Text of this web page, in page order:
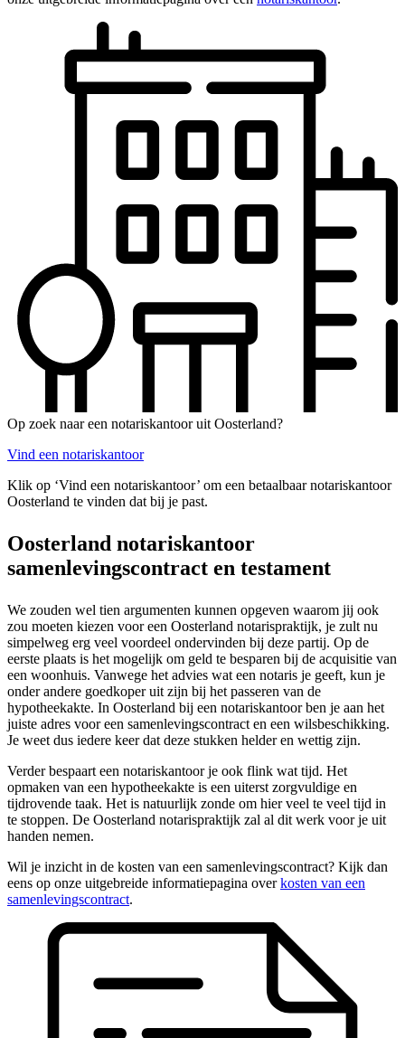
Op zoek naar een notariskantoor uit Oosterland?
Vind een notariskantoor
Klik op ‘Vind een notariskantoor’ om een betaalbaar notariskantoor
Oosterland te vinden dat bij je past.
Oosterland notariskantoor
samenlevingscontract en testament
We zouden wel tien argumenten kunnen opgeven waarom jij ook
zou moeten kiezen voor een Oosterland notarispraktijk, je zult nu
simpelweg erg veel voordeel ondervinden bij deze partij. Op de
eerste plaats is het mogelijk om geld te besparen bij de acquisitie van
een woonhuis. Vanwege het advies wat een notaris je geeft, kun je
onder andere goedkoper uit zijn bij het passeren van de
hypotheekakte. In Oosterland bij een notariskantoor ben je aan het
juiste adres voor een samenlevingscontract en een wilsbeschikking.
Je weet dus iedere keer dat deze stukken helder en wettig zijn.
Verder bespaart een notariskantoor je ook flink wat tijd. Het
opmaken van een hypotheekakte is een uiterst zorgvuldige en
tijdrovende taak. Het is natuurlijk zonde om hier veel te veel tijd in
te stoppen. De Oosterland notarispraktijk zal al dit werk voor je uit
handen nemen.
Wil je inzicht in de kosten van een samenlevingscontract? Kijk dan
eens op onze uitgebreide informatiepagina overkosten van een
samenlevingscontract.